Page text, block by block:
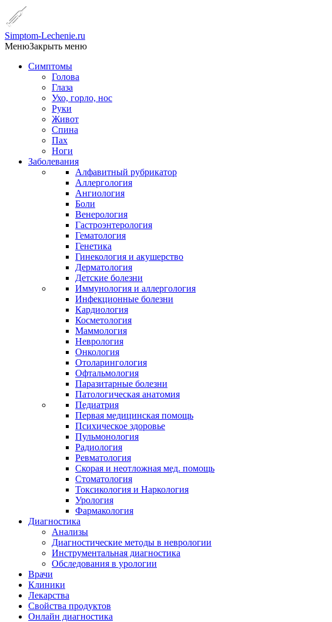
Simptom-Lechenie.ru
МенюЗакрыть меню
Симптомы
Голова
Глаза
Ухо, горло, нос
Руки
Живот
Спина
Пах
Ноги
Заболевания
Алфавитный рубрикатор
Аллергология
Ангиология
Боли
Венерология
Гастроэнтерология
Гематология
Генетика
Гинекология и акушерство
Дерматология
Детские болезни
Иммунология и аллергология
Инфекционные болезни
Кардиология
Косметология
Маммология
Неврология
Онкология
Отоларингология
Офтальмология
Паразитарные болезни
Патологическая анатомия
Педиатрия
Первая медицинская помощь
Психическое здоровье
Пульмонология
Радиология
Ревматология
Скорая и неотложная мед. помощь
Стоматология
Токсикология и Наркология
Урология
Фармакология
Диагностика
Анализы
Диагностические методы в неврологии
Инструментальная диагностика
Обследования в урологии
Врачи
Клиники
Лекарства
Свойства продуктов
Онлайн диагностика